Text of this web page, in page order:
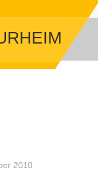
2010